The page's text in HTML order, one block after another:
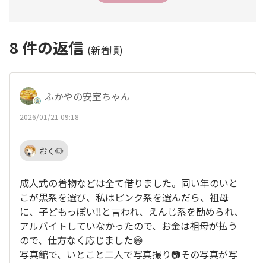
8 件の返信 (新着順)
ふかやの安室ちゃん
2026/01/21 09:18
おく🐶
成人式の着物などは全て借りました。同い年のいと
こが黒系を選び、私はピンク系を選んだら、祖母
に、子どもっぽい‼️と言われ、えんじ系を勧められ、
アルバイトしていなかったので、お金は祖母が払う
ので、仕方なく応じました😅
写真館で、いとこと二人で写真撮り📷️その写真が写